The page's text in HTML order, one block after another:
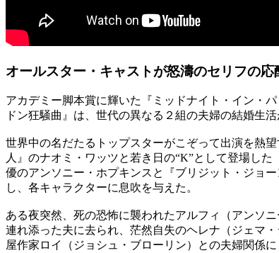
オールスター・キャストが怒濤のセリフの
アカデミー脚本賞に輝いた『ミッドナイト・イン・
ドン狂騒曲』は、世代の異なる２組の夫婦の結婚生
世界中の名だたるトップスターがこぞって出演を熱
人』のナオミ・ワッツと若き日の“K”として登場し
優のアンソニー・ホプキンスと『ブリジット・ジョ
し、各キャラクターに息吹を与えた。
ある夜突然、死の恐怖に襲われたアルフィ（アンソ
連れ添った夫に去られ、茫然自失のヘレナ（ジェマ
屋作家ロイ（ジョシュ・ブローリン）との夫婦関係